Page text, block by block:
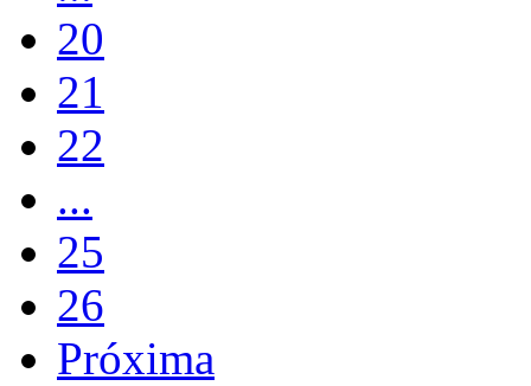
20
21
22
...
25
26
Próxima